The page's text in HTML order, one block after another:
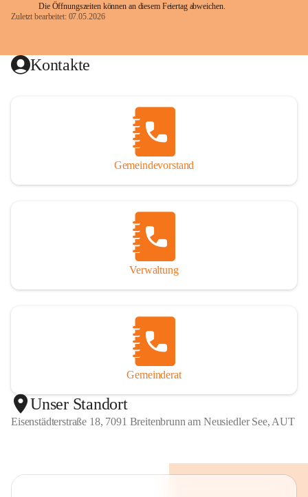
Die Öffnungszeiten können an diesem Feiertag abweichen.
Zuletzt bearbeitet: 07.05.2026
Kontakte
Gemeindevorstand
Verwaltung
Gemeinderat
Unser Standort
Eisenstädterstraße 18, 7091 Breitenbrunn am Neusiedler See, AUT